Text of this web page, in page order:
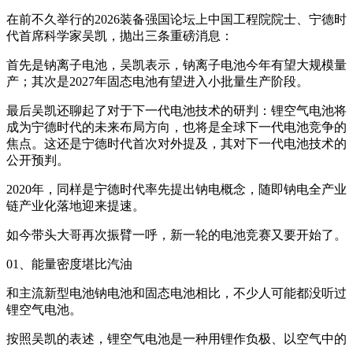
在前不久举行的2026装备强国论坛上中国工程院院士、宁德时
代首席科学家吴凯，抛出三条重磅消息：
首先是钠离子电池，吴凯表示，钠离子电池今年有望大规模量
产；其次是2027年固态电池有望进入小批量生产阶段。
最后吴凯还聊起了对于下一代电池技术的研判：锂空气电池将
成为宁德时代的未来布局方向，也将是全球下一代电池竞争的
焦点。这还是宁德时代首次对外提及，其对下一代电池技术的
公开预判。
2020年，同样是宁德时代率先提出钠电概念，随即钠电全产业
链产业化落地迎来提速。
如今带头大哥再次振臂一呼，新一轮的电池竞赛又要开始了。
01、能量密度堪比汽油
和主流新型电池钠电池和固态电池相比，不少人可能都没听过
锂空气电池。
按照吴凯的表述，锂空气电池是一种用锂作负极、以空气中的